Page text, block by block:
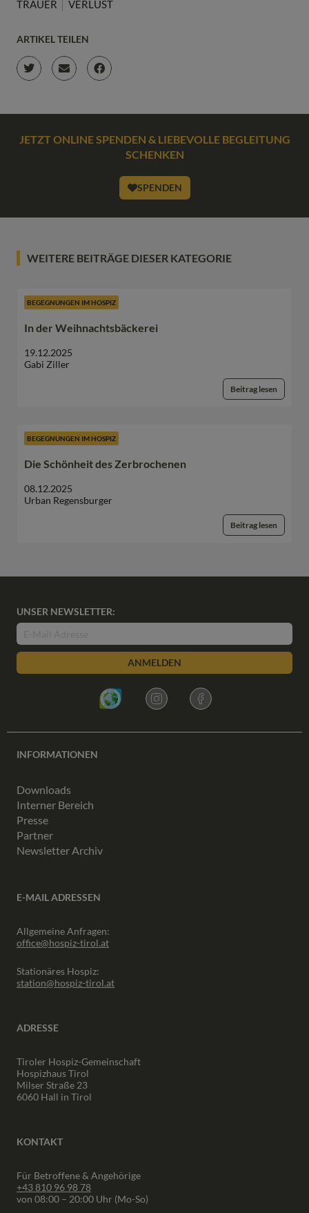
TRAUER
VERLUST
ARTIKEL TEILEN
JETZT ONLINE SPENDEN & LIEBEVOLLE BEGLEITUNG
SCHENKEN
SPENDEN
WEITERE BEITRÄGE DIESER KATEGORIE
BEGEGNUNGEN IM HOSPIZ
In der Weihnachtsbäckerei
19.12.2025
Gabi Ziller
Beitrag lesen
BEGEGNUNGEN IM HOSPIZ
Die Schönheit des Zerbrochenen
08.12.2025
Urban Regensburger
Beitrag lesen
UNSER NEWSLETTER:
ANMELDEN
INFORMATIONEN
Downloads
Interner Bereich
Presse
Partner
Newsletter Archiv
E-MAIL ADRESSEN
Allgemeine Anfragen:
office@hospiz-tirol.at
Stationäres Hospiz:
station@hospiz-tirol.at
ADRESSE
Tiroler Hospiz-Gemeinschaft
Hospizhaus Tirol
Milser Straße 23
6060 Hall in Tirol
KONTAKT
Für Betroffene & Angehörige
+43 810 96 98 78
von 08:00 – 20:00 Uhr (Mo-So)